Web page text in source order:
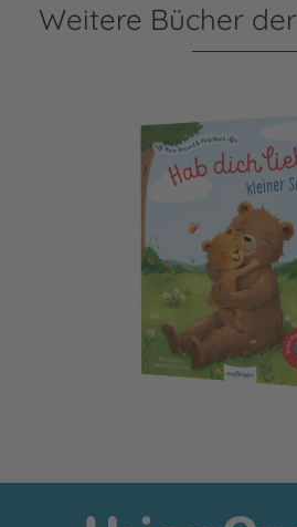
Weitere Bücher
Mein Record & Play-Buch: Hab